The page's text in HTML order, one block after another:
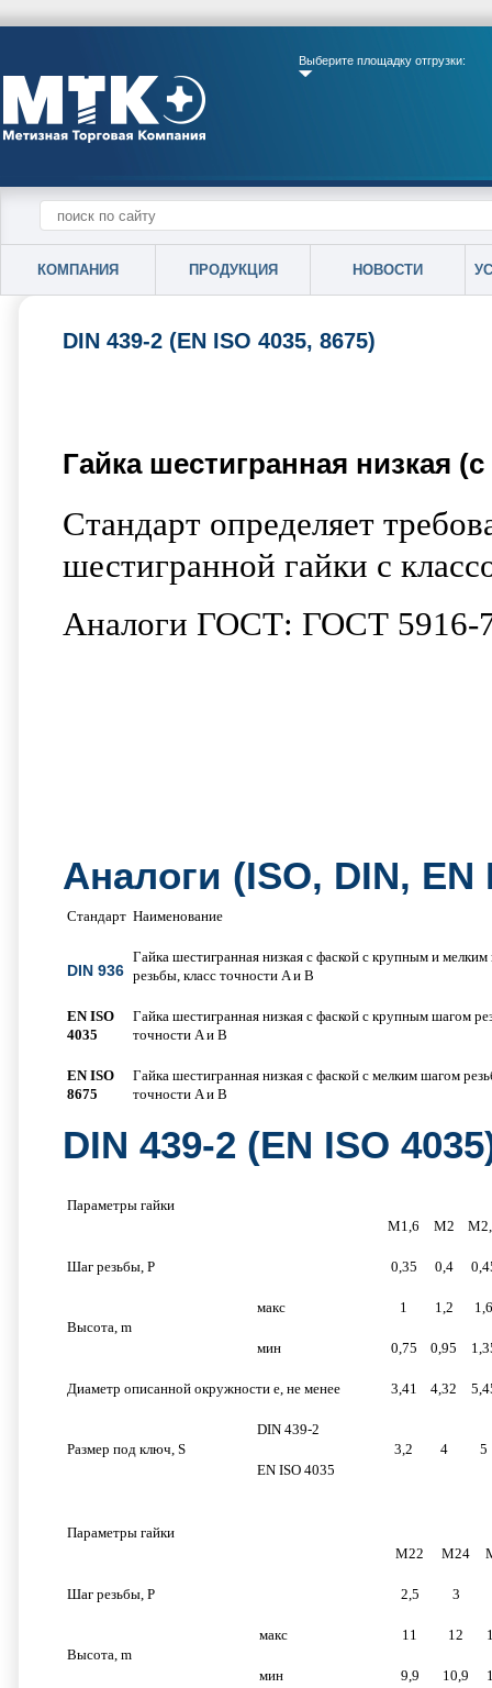
Выберите площадку отгрузки:
КОМПАНИЯ ПРОДУКЦИЯ НОВОСТИ
DIN 439-2 (EN ISO 4035, 8675)
Гайка шестигранная низкая
Стандарт определяет
шестигранной гайки с
Аналоги ГОСТ: ГОСТ 5916-
Аналоги (ISO, DIN, EN
Стандарт Наименование
DIN 936
Гайка шестигранная низкая с фаской с крупным и
резьбы, класс точности A и B
EN ISO
4035
Гайка шестигранная низкая с фаской с крупным шагом
точности A и B
EN ISO
8675
Гайка шестигранная низкая с фаской с мелким шагом
точности A и B
DIN 439-2 (EN ISO
Параметры гайки
М1,6
М2
Шаг резьбы, P 0,35 0,4
Высота, m
макс 1 1,2 1,6
мин 0,75 0,95
Диаметр описанной окружности e, не менее 3,41 4,32
Размер под ключ, S
DIN 439-2
3,2
4
5
EN ISO 4035
Параметры гайки
М22
М24
Шаг резьбы, P 2,5 3
Высота, m
макс 11 12
мин 9,9 10,9